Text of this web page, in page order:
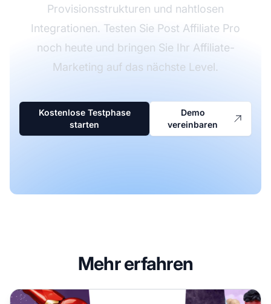
Provisionsstrukturen und nahtlosen
Integrationen. Testen Sie Post Affiliate Pro
noch heute und bringen Sie Ihr Affiliate-
Marketing auf das nächste Level.
Kostenlose Testphase
starten
Demo
vereinbaren
Mehr erfahren
Fanhome Affiliate-Programm